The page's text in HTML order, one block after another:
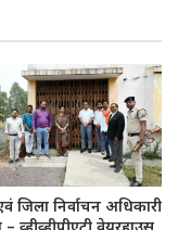
जिला निर्वाचन अधिकारी